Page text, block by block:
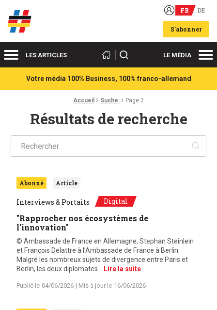
Acteurs du franco-allemand FR DE
S'abonner
MenuLES ARTICLES Rechercher LE MÉDIA
Votre média 100% Business, 100% franco-allemand
Accueil › Suche: › Page 2
Résultats de recherche
Ok
Abonné Article
Interviews & Portaits Digital
"Rapprocher nos écosystèmes de
l'innovation"
© Ambassade de France en Allemagne, Stephan Steinlein
et François Delattre à l’Ambassade de France à Berlin.
Malgré les nombreux sujets de divergence entre Paris et
Berlin, les deux diplomates…
Lire la suite
Publié le 04/06/2026 | Mis à jour le 16/06/2026